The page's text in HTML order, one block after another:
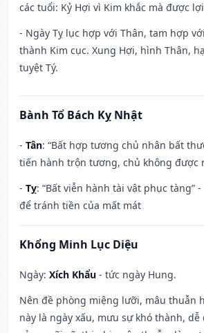
các tuổi: Kỷ Hợi vì Kim khắc mà được
- Ngày Tỵ lục hợp với Thân, tam hợp
thành Kim cục. Xung Hợi, hình Thân,
tuyệt Tý.
Bành Tổ Bách Kỵ Nhật
- Tân: “Bất hợp tương chủ nhân bất
tiến hành trộn tương, chủ không được
- Tỵ: “Bất viễn hành tài vật phục tàng”
để tránh tiền của mất mát
Khổng Minh Lục Diệu
Ngày: Xích Khẩu - tức ngày Hung.
Nên đề phòng miệng lưỡi, mâu thuẫn
này là ngày xấu, mưu sự khó thành,